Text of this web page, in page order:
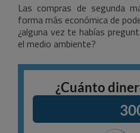
Las compras de segunda
forma más económica de
¿alguna vez te habías
el medio ambiente?